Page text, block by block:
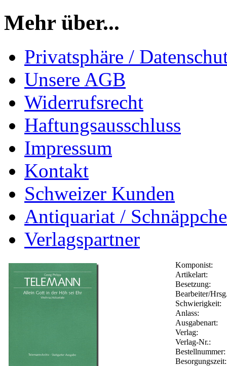
Mehr über...
Privatsphäre /
Unsere AGB
Widerrufsrecht
Haftungsausschluss
Impressum
Kontakt
Schweizer Kunden
Antiquariat /
Verlagspartner
Komponist:
Artikelart:
Besetzung:
Bearbeiter/
Schwierigkeit:
Anlass:
Ausgabenart:
Verlag:
Verlag-Nr.: